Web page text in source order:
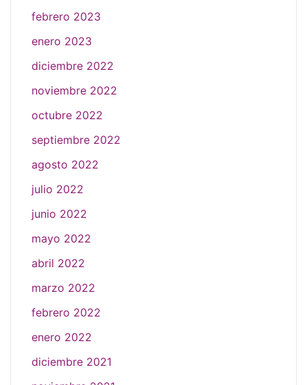
febrero 2023
enero 2023
diciembre 2022
noviembre 2022
octubre 2022
septiembre 2022
agosto 2022
julio 2022
junio 2022
mayo 2022
abril 2022
marzo 2022
febrero 2022
enero 2022
diciembre 2021